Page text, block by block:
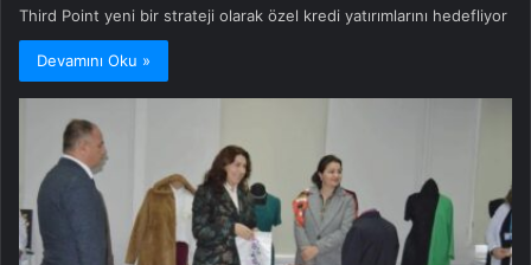
Third Point yeni bir strateji olarak özel kredi yatırımlarını hedefliyor
Devamını Oku »